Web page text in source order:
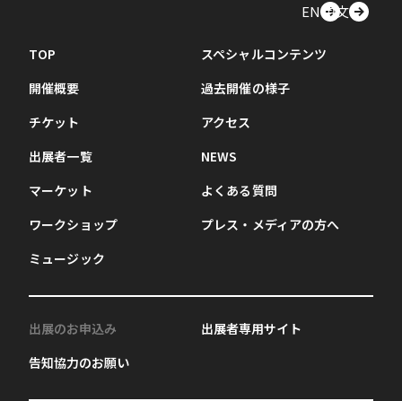
EN中文
TOP
開催概要
チケット
出展者一覧
マーケット
ワークショップ
ミュージック
スペシャルコンテンツ
過去開催の様子
アクセス
NEWS
よくある質問
プレス・メディアの方へ
出展のお申込み
告知協力のお願い
出展者専用サイト